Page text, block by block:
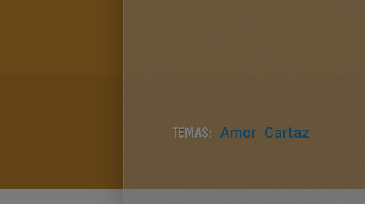
TEMAS: Amor Cartaz